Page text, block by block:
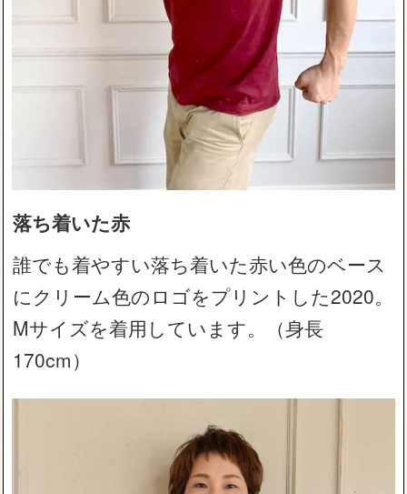
落ち着いた赤
誰でも着やすい落ち着いた赤い色のベース
にクリーム色のロゴをプリントした2020。
Mサイズを着用しています。（身長
170cm）